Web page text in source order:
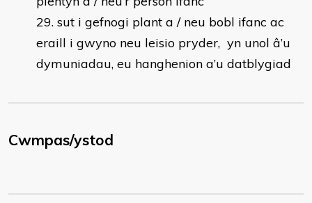
sut i gefnogi plant a / neu bobl ifanc ac
eraill i gwyno neu leisio pryder, yn unol â’u
dymuniadau, eu hanghenion a’u datblygiad
Cwmpas/ystod